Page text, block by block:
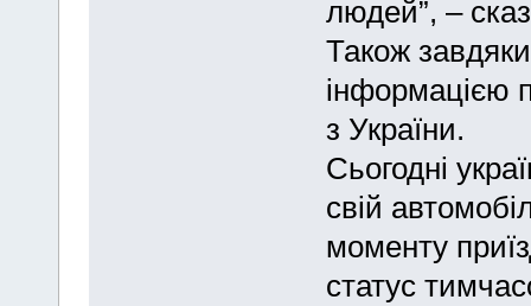
людей”, –
Також
інформацією
з України.
Сьогодні
свій
моменту
статус